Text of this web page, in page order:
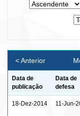
< Anterior
Data de
publicação
Data de
defesa
18-Dez-2014 11-Jun-